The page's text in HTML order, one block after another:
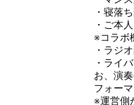
・寝落
・ご本
※コラボ
・ラジ
・ライ
お、演
フォー
※運営側